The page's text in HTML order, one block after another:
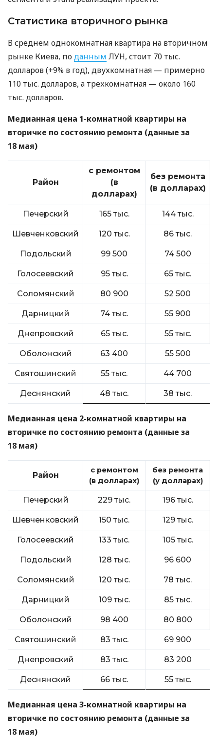
Статистика вторичного рынка
В среднем однокомнатная квартира на вторичном
рынке Киева, поданным ЛУН, стоит 70 тыс.
долларов (+9% в год), двухкомнатная — примерно
110 тыс. долларов, а трехкомнатная — около 160
тыс. долларов.
Медианная цена 1-комнатной квартиры на
вторичке по состоянию ремонта (данные за
18 мая)
Район
с ремонтом
(в
долларах)
без ремонта
(в долларах)
Печерский 165 тыс. 144 тыс.
Шевченковский 120 тыс. 86 тыс.
Подольский 99 500 74 500
Голосеевский 95 тыс. 65 тыс.
Соломянский 80 900 52 500
Дарницкий 74 тыс. 55 900
Днепровский 65 тыс. 55 тыс.
Оболонский 63 400 55 500
Святошинский 55 тыс. 44 700
Деснянский 48 тыс. 38 тыс.
Медианная цена 2-комнатной квартиры на
вторичке по состоянию ремонта (данные за
18 мая)
Район
с ремонтом
(в долларах)
без ремонта
(у долларах)
Печерский 229 тыс. 196 тыс.
Шевченковский 150 тыс. 129 тыс.
Голосеевский 133 тыс. 105 тыс.
Подольский 128 тыс. 96 600
Соломянский 120 тыс. 78 тыс.
Дарницкий 109 тыс. 85 тыс.
Оболонский 98 400 80 800
Святошинский 83 тыс. 69 900
Днепровский 83 тыс. 83 200
Деснянский 66 тыс. 55 тыс.
Медианная цена 3-комнатной квартиры на
вторичке по состоянию ремонта (данные за
18 мая)